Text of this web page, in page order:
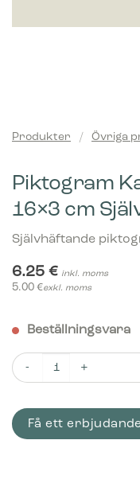
Produkter / Övriga
Piktogram
16×3 cm
Självhäftande
6.25 € inkl. moms
5.00 €exkl. moms
Beställningsvara
Piktogram Kartong
Få ett